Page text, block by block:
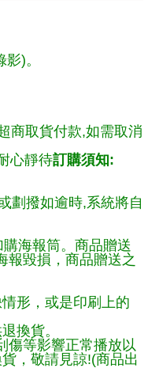
)。
商取貨付款,如需取消
心靜待訂購須知:
劃撥如逾時,系統將自
海報筒。商品贈送
報毀損，商品贈送之
形，或是印刷上的
換貨。
傷等影響正常播放以
，敬請見諒!(商品出